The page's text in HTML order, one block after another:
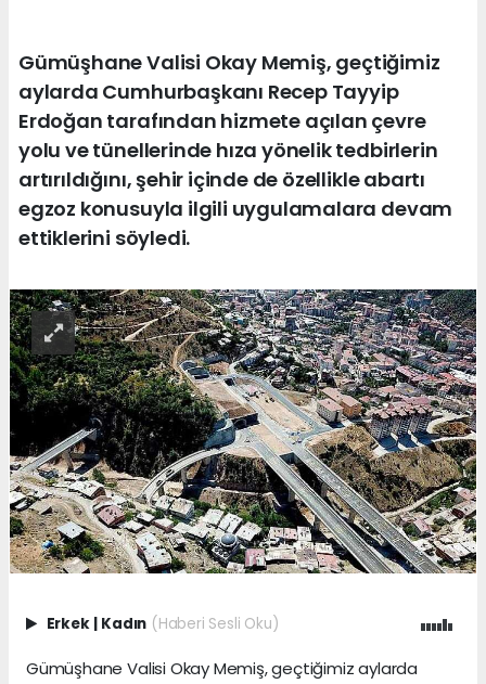
Gümüşhane Valisi Okay Memiş, geçtiğimiz
aylarda Cumhurbaşkanı Recep Tayyip
Erdoğan tarafından hizmete açılan çevre
yolu ve tünellerinde hıza yönelik tedbirlerin
artırıldığını, şehir içinde de özellikle abartı
egzoz konusuyla ilgili uygulamalara devam
ettiklerini söyledi.
Erkek Kadın (Haberi Sesli Oku)
Gümüşhane Valisi Okay Memiş, geçtiğimiz aylarda